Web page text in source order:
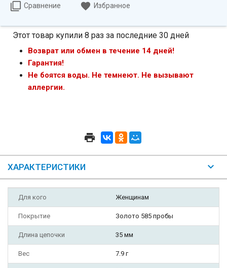
Сравнение Избранное
Этот товар купили 8 раз за последние 30 дней
Возврат или обмен в течение 14 дней!
Гарантия!
Не боятся воды. Не темнеют. Не вызывают
аллергии.
ХАРАКТЕРИСТИКИ
Для кого Женщинам
Покрытие Золото 585 пробы
Длина цепочки 35 мм
Вес 7.9 г